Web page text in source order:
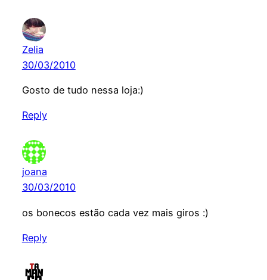
Zelia
30/03/2010
Gosto de tudo nessa loja:)
Reply
joana
30/03/2010
os bonecos estão cada vez mais giros :)
Reply